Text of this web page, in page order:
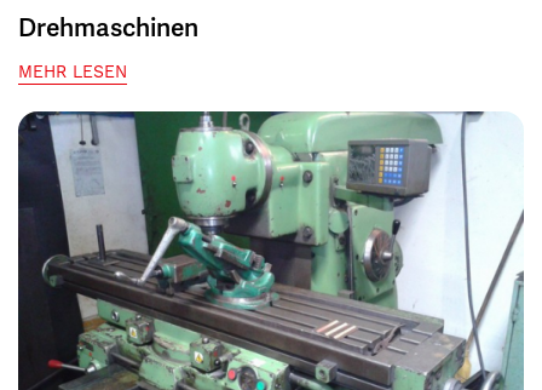
Drehmaschinen
MEHR LESEN